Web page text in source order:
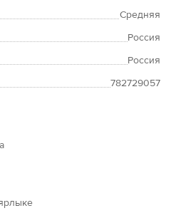
Средняя
Россия
Россия
782729057